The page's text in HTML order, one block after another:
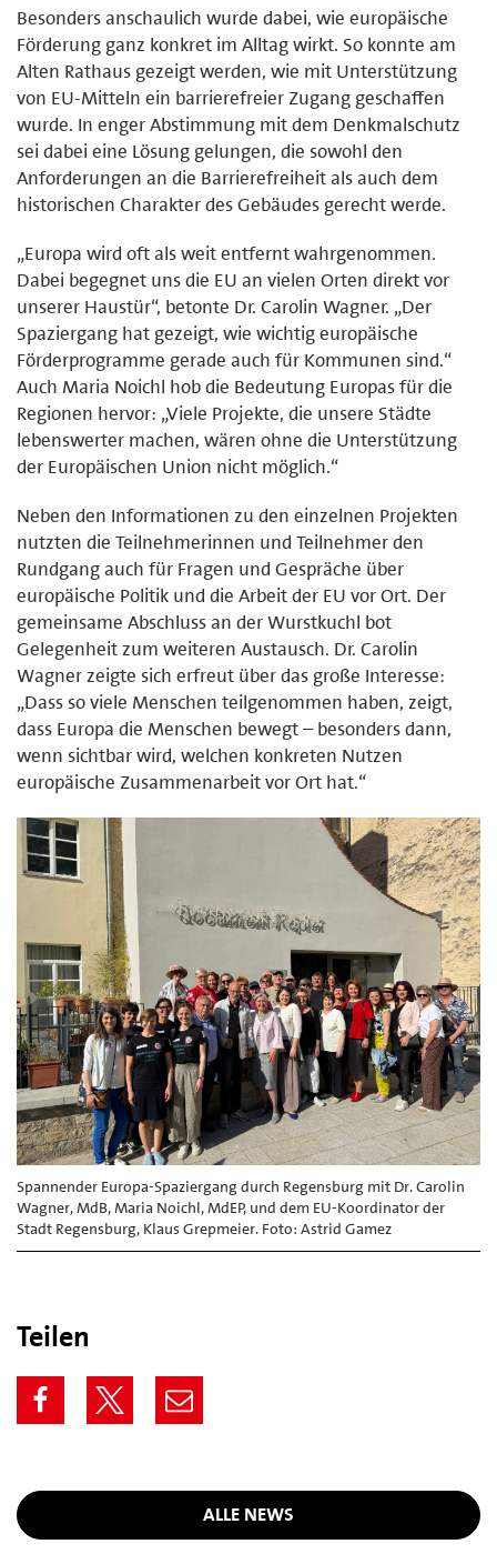
Besonders anschaulich wurde dabei, wie europäische
Förderung ganz konkret im Alltag wirkt. So konnte am
Alten Rathaus gezeigt werden, wie mit Unterstützung
von EU-Mitteln ein barrierefreier Zugang geschaffen
wurde. In enger Abstimmung mit dem Denkmalschutz
sei dabei eine Lösung gelungen, die sowohl den
Anforderungen an die Barrierefreiheit als auch dem
historischen Charakter des Gebäudes gerecht werde.
„Europa wird oft als weit entfernt wahrgenommen.
Dabei begegnet uns die EU an vielen Orten direkt vor
unserer Haustür“, betonte Dr. Carolin Wagner. „Der
Spaziergang hat gezeigt, wie wichtig europäische
Förderprogramme gerade auch für Kommunen sind.“
Auch Maria Noichl hob die Bedeutung Europas für die
Regionen hervor: „Viele Projekte, die unsere Städte
lebenswerter machen, wären ohne die Unterstützung
der Europäischen Union nicht möglich.“
Neben den Informationen zu den einzelnen Projekten
nutzten die Teilnehmerinnen und Teilnehmer den
Rundgang auch für Fragen und Gespräche über
europäische Politik und die Arbeit der EU vor Ort. Der
gemeinsame Abschluss an der Wurstkuchl bot
Gelegenheit zum weiteren Austausch. Dr. Carolin
Wagner zeigte sich erfreut über das große Interesse:
„Dass so viele Menschen teilgenommen haben, zeigt,
dass Europa die Menschen bewegt – besonders dann,
wenn sichtbar wird, welchen konkreten Nutzen
europäische Zusammenarbeit vor Ort hat.“
Spannender Europa-Spaziergang durch Regensburg mit Dr. Carolin
Wagner, MdB, Maria Noichl, MdEP, und dem EU-Koordinator der
Stadt Regensburg, Klaus Grepmeier. Foto: Astrid Gamez
Teilen
ALLE NEWS